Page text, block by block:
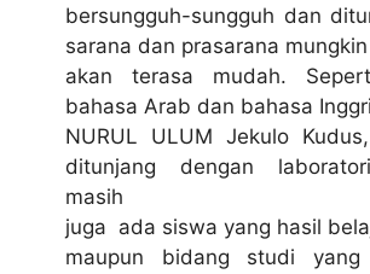
bersungguh-sungguh dan
sarana dan prasarana mungkin
akan terasa mudah.
bahasa Arab dan bahasa
NURUL ULUM Jekulo
ditunjang dengan
masih
juga ada siswa yang hasil
maupun bidang studi